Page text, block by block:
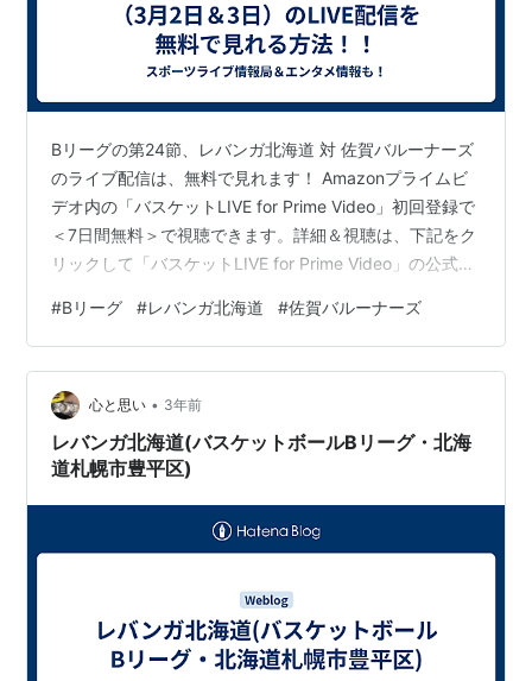
Bリーグの第24節、レバンガ北海道 対 佐賀バルーナーズ
のライブ配信は、無料で見れます！ Amazonプライムビ
デオ内の「バスケットLIVE for Prime Video」初回登録で
＜7日間無料＞で視聴できます。詳細＆視聴は、下記をク
リックして「バスケットLIVE for Prime Video」の公式サ
道 対 佐賀バルーナーズ⇩⇩3月3日（日）16時05分
TIPOFF レバンガ北海道 対 佐賀バルーナーズ NEXT
HOME GAME…3/2(土)ｰ3(日)vs佐賀 16:05 TIP OFF✅3/2
イベント情報「佐賀県」…
#Bリーグ #レバンガ北海道 #佐賀バルーナーズ
心と思い • 3年前
レバンガ北海道(バスケットボールBリーグ・北海
道札幌市豊平区)